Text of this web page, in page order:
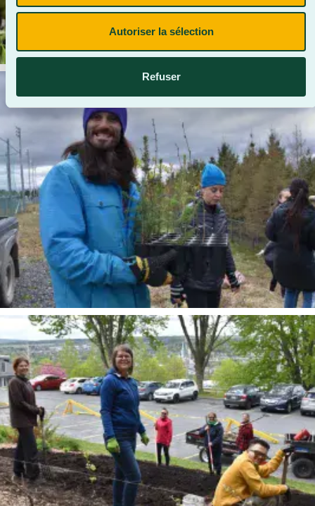
Autoriser la sélection
Refuser